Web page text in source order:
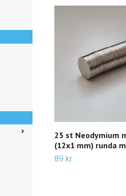
25 st Neodymium
(12x1 mm) runda
89 kr